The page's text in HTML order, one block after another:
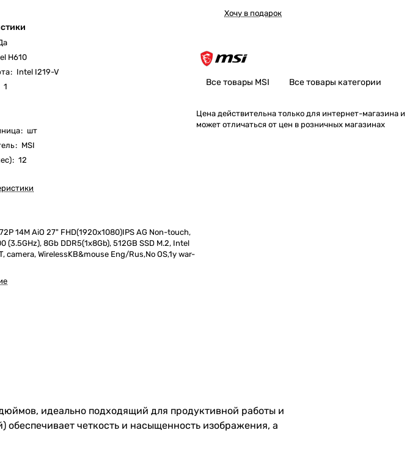
H610
: Intel I219-V
1
: шт
: MSI
: 12
14M AiO 27" FHD(1920x1080)IPS AG Non-touch,
(3.5GHz), 8Gb DDR5(1x8Gb), 512GB SSD M.2, Intel
camera, WirelessKB&mouse Eng/Rus,No OS,1y war-
Хочу в подарок
Все товары MSI Все товары категории
Цена действительна только для интернет-магазина и
может отличаться от цен в розничных магазинах
идеально подходящий для продуктивной работы и
четкость и насыщенность изображения, а